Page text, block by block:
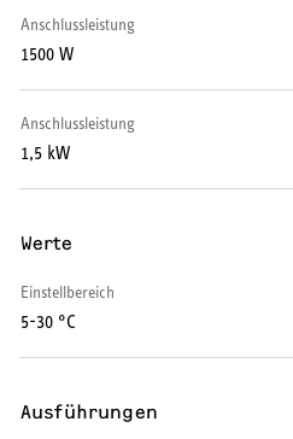
WARMWASSER
Warmwasserspeicher
Kochendwassergeräte
Anschlussleistung
1500 W
Anschlussleistung
1,5 kW
Werte
Einstellbereich
5-30 °C
Ausführungen